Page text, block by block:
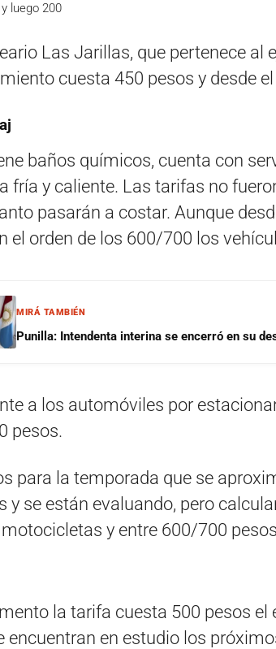
luego 200
Las Jarillas, que pertenece al
cuesta 450 pesos y desde
baños químicos, cuenta con
fría y caliente. Las tarifas no
pasarán a costar. Aunque
el orden de los 600/700 los
MIRÁ TAMBIÉN
Punilla: Intendenta interina se encerró en su
a los automóviles por
pesos.
para la temporada que se
y se están evaluando, pero
y entre 600/700
la tarifa cuesta 500 pesos el
encuentran en estudio los